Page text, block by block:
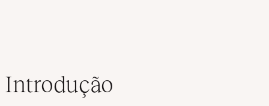
Introdução